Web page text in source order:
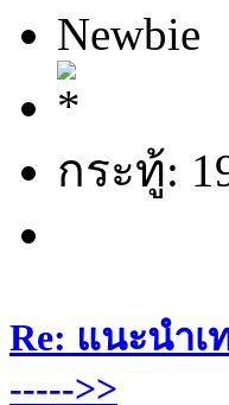
Newbie
กระทู้:
Re: แนะนำ
----->>